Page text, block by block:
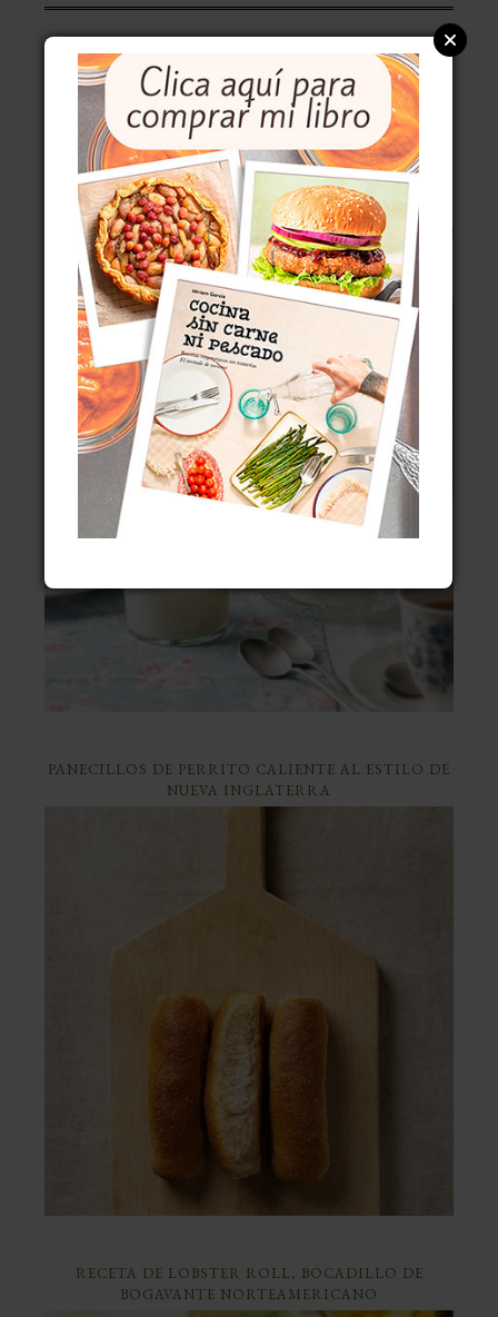
ÚLTIMAS ENTRADAS
POSSET DE LIMÓN, CREMA DE LIMÓN AL ESTILO
BRITÁNICO
PANECILLOS DE PERRITO CALIENTE AL ESTILO DE
NUEVA INGLATERRA
RECETA DE LOBSTER ROLL, BOCADILLO DE
BOGAVANTE NORTEAMERICANO